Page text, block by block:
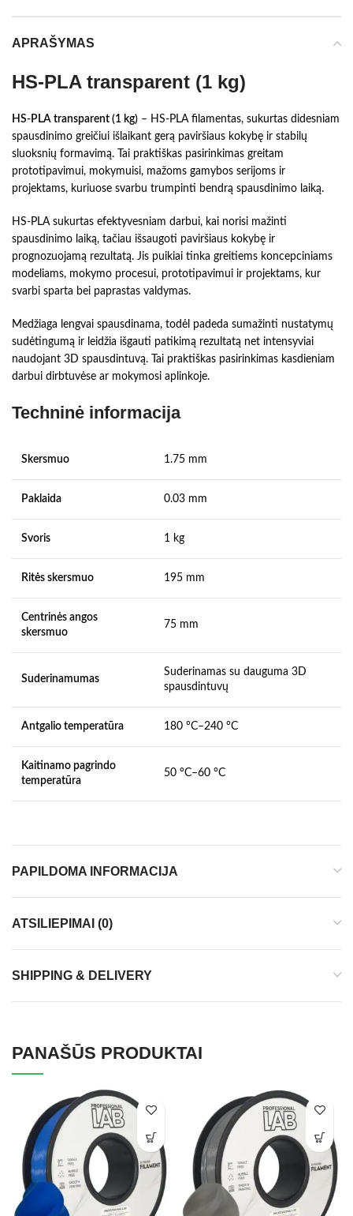
APRAŠYMAS
HS-PLA transparent (1 kg)
HS-PLA transparent (1 kg) – HS-PLA filamentas, sukurtas didesniam
spausdinimo greičiui išlaikant gerą paviršiaus kokybę ir stabilų
sluoksnių formavimą. Tai praktiškas pasirinkimas greitam
prototipavimui, mokymuisi, mažoms gamybos serijoms ir
projektams, kuriuose svarbu trumpinti bendrą spausdinimo laiką.
HS-PLA sukurtas efektyvesniam darbui, kai norisi mažinti
spausdinimo laiką, tačiau išsaugoti paviršiaus kokybę ir
prognozuojamą rezultatą. Jis puikiai tinka greitiems koncepciniams
modeliams, mokymo procesui, prototipavimui ir projektams, kur
svarbi sparta bei paprastas valdymas.
Medžiaga lengvai spausdinama, todėl padeda sumažinti nustatymų
sudėtingumą ir leidžia išgauti patikimą rezultatą net intensyviai
naudojant 3D spausdintuvą. Tai praktiškas pasirinkimas kasdieniam
darbui dirbtuvėse ar mokymosi aplinkoje.
Techninė informacija
Skersmuo 1.75 mm
Paklaida 0.03 mm
Svoris 1 kg
Ritės skersmuo 195 mm
Centrinės angos
skersmuo
75 mm
Suderinamumas
Suderinamas su dauguma 3D
spausdintuvų
Antgalio temperatūra 180 °C–240 °C
Kaitinamo pagrindo
temperatūra
50 °C–60 °C
PAPILDOMA INFORMACIJA
ATSILIEPIMAI (0)
SHIPPING & DELIVERY
PANAŠŪS PRODUKTAI